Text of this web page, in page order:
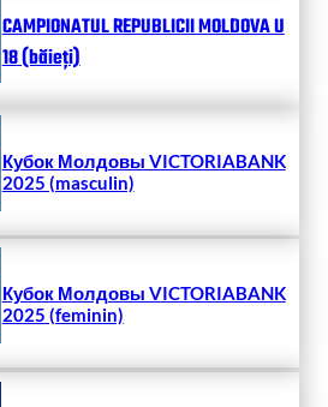
CAMPIONATUL REPUBLICII MOLDOVA U
18 (băieți)
Кубок Молдовы VICTORIABANK
2025 (masculin)
Кубок Молдовы VICTORIABANK
2025 (feminin)